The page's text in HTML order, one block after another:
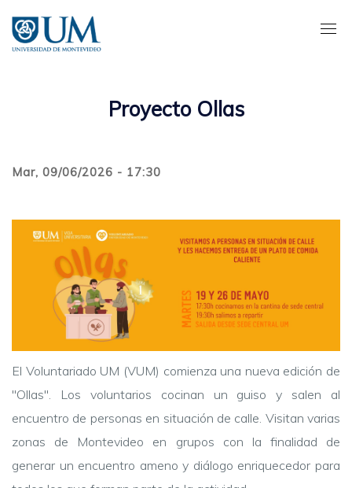
contenido
principal
Proyecto Ollas
Mar, 09/06/2026 - 17:30
El Voluntariado UM (VUM) comienza una nueva edición de
"Ollas". Los voluntarios cocinan un guiso y salen al
encuentro de personas en situación de calle. Visitan varias
zonas de Montevideo en grupos con la finalidad de
generar un encuentro ameno y diálogo enriquecedor para